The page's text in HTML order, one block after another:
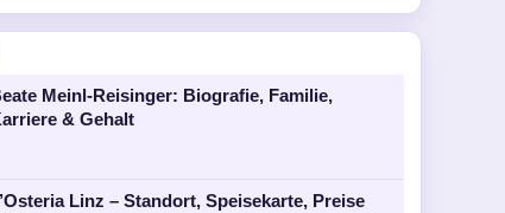
Meinl-Reisinger: Biografie, Familie,
& Gehalt
Linz – Standort, Speisekarte, Preise